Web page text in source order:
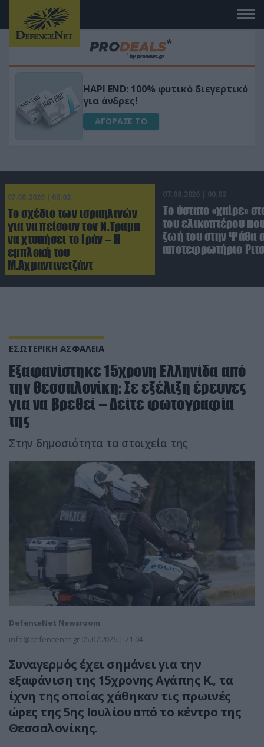
Μεταμόρφωσε τον κήπο σου με το
Ultra Box Μίνι Αλυσοπρίονο με
μπαταρία λιθίου
ΑΓΟΡΑΣΕ ΤΟ
07.08.2026 | 00:02
Το σχέδιο των ισραηλινών
για να πείσουν τον Ν.Τραμπ
να χτυπήσει το Ιράν – Η
εμπλοκή του
Μ.Αχμαντινετζάντ
07.08.2026 | 00:02
Το ύστατο «χαίρε»
του ελικοπτέρου
ζωή του στην Ψάθα
αποτεφρωτήριο
ΕΣΩΤΕΡΙΚΗ ΑΣΦΑΛΕΙΑ
Εξαφανίστηκε 15χρονη Ελληνίδα από
την Θεσσαλονίκη: Σε εξέλιξη έρευνες
για να βρεθεί – Δείτε φωτογραφία
της
Στην δημοσιότητα τα στοιχεία της
DefenceNet Newsroom
info@defencenet.gr 05.07.2026 | 21:04
Συναγερμός έχει σημάνει για την
εξαφάνιση της 15χρονης Αγάπης Κ., τα
ίχνη της οποίας χάθηκαν τις πρωινές
ώρες της 5ης Ιουλίου από το κέντρο της
Θεσσαλονίκης.